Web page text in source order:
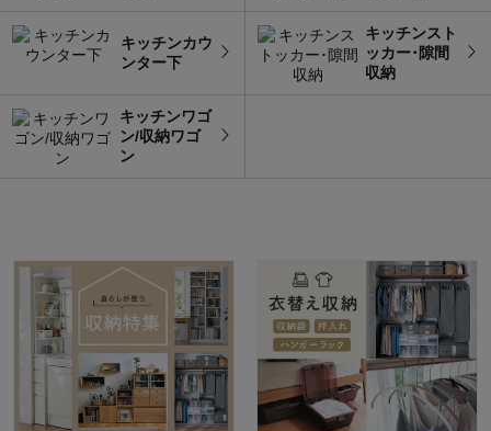
キッチンカウ
ンター下
キッチンスト
ッカー･隙間
収納
キッチンワゴ
ン/収納ワゴ
ン